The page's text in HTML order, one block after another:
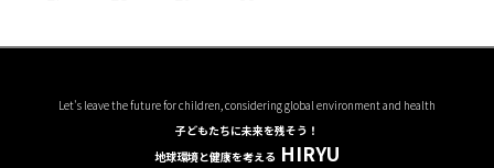
Let's leave the future for children, considering global environment and health
子どもたちに未来を残そう！
地球環境と健康を考える HIRYU